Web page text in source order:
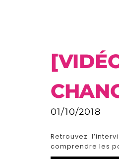
01/10/2018
Retrouvez
comprendre les